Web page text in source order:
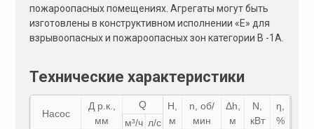
пожароопасных помещениях. Агрегаты могут быть
изготовлены в конструктивном исполнении «Е» для
взрывоопасных и пожароопасных зон категории В -1А.
Технические характеристики
Насос
Д р.к.,
мм
Q
Н,
м
n, об/
мин
Δh,
м
N,
кВт
η,
%
м³/ч л/с